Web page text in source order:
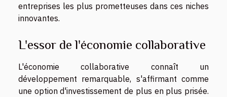
entreprises les plus prometteuses dans ces niches
innovantes.
L'essor de l'économie collaborative
L'économie collaborative connaît un
développement remarquable, s'affirmant comme
une option d'investissement de plus en plus prisée.